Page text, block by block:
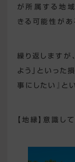
が所属する地
きる可能性があ
繰り返しますが
よう」といった
事にしたい』と
【地縁】 意識し